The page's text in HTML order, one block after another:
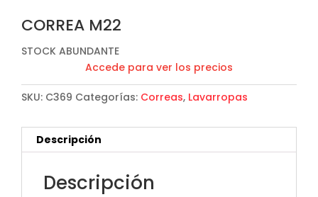
CORREA M22
STOCK ABUNDANTE
Accede para ver los precios
SKU: C369 Categorías: Correas, Lavarropas
Descripción
Descripción